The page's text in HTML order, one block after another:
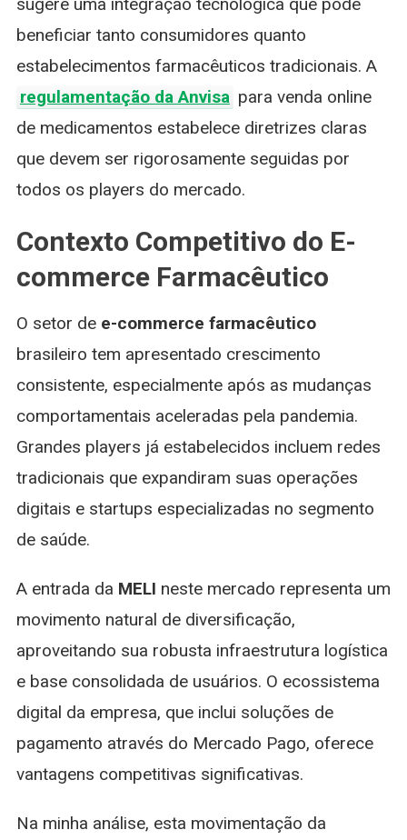
beneficiar tanto consumidores quanto
estabelecimentos farmacêuticos tradicionais. A
regulamentação da Anvisa para venda online
de medicamentos estabelece diretrizes claras
que devem ser rigorosamente seguidas por
todos os players do mercado.
Contexto Competitivo do E-
commerce Farmacêutico
O setor de e-commerce farmacêutico
brasileiro tem apresentado crescimento
consistente, especialmente após as mudanças
comportamentais aceleradas pela pandemia.
Grandes players já estabelecidos incluem redes
tradicionais que expandiram suas operações
digitais e startups especializadas no segmento
de saúde.
A entrada da MELI neste mercado representa um
movimento natural de diversificação,
aproveitando sua robusta infraestrutura logística
e base consolidada de usuários. O ecossistema
digital da empresa, que inclui soluções de
pagamento através do Mercado Pago, oferece
vantagens competitivas significativas.
Na minha análise, esta movimentação da